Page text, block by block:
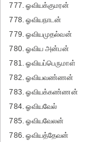
777. ஓவியக்குமரன்
778. ஓவியநாடன்
779. ஓவியமுதல்வன்
780. ஓவிய அன்பன்
781. ஓவியப்பெருமாள்
782. ஓவியவண்ணன்
783. ஓவியக்கண்ணன்
784. ஓவியவேல்
785. ஓவியவேலன்
786. ஓவியத்தேவன்